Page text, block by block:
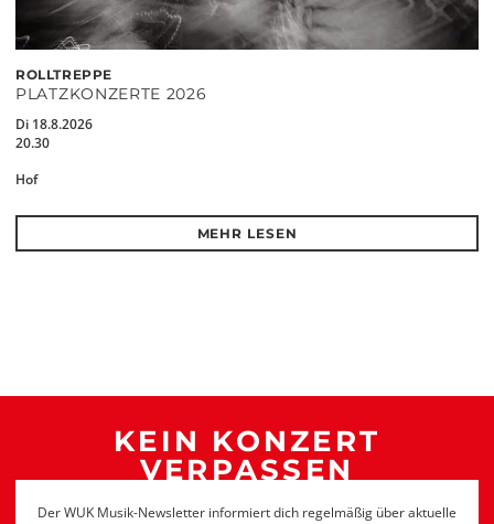
ROLLTREPPE
PLATZKONZERTE 2026
Di 18.8.2026
20.30
Hof
MEHR LESEN
KEIN KONZERT
VERPASSEN
Der WUK Musik-Newsletter informiert dich regelmäßig über aktuelle